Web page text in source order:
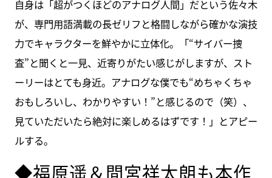
自身は「超がつくほどのアナログ人間」だという佐々木
が、専門用語満載の長ゼリフと格闘しながら確かな演技
力でキャラクターを鮮やかに立体化。「“サイバー捜
査”と聞くと一見、近寄りがたい感じがしますが、スト
ーリーはとても身近。アナログな僕でも“めちゃくちゃ
おもしろいし、わかりやすい！”と感じるので（笑）、
見ていただいたら絶対に楽しめるはずです！」とアピー
ルする。
◆福原遥＆間宮祥太朗も本作